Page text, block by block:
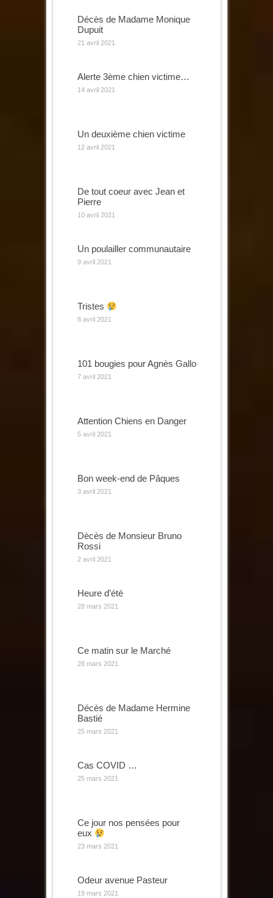
Décès de Madame Monique
Dupuit
21 avril 2021
Alerte 3ème chien victime…
14 avril 2021
Un deuxième chien victime
12 avril 2021
De tout coeur avec Jean et
Pierre
10 avril 2021
Un poulailler communautaire
9 avril 2021
Tristes
8 avril 2021
101 bougies pour Agnès Gallo
7 avril 2021
Attention Chiens en Danger
5 avril 2021
Bon week-end de Pâques
3 avril 2021
Dècès de Monsieur Bruno
Rossi
2 avril 2021
Heure d’été
28 mars 2021
Ce matin sur le Marché
28 mars 2021
Décès de Madame Hermine
Bastié
25 mars 2021
Cas COVID …
25 mars 2021
Ce jour nos pensées pour
eux
23 mars 2021
Odeur avenue Pasteur
19 mars 2021